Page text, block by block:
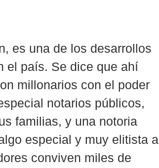
es una de los desarrollos
el país. Se dice que ahí
millonarios con el poder
notarios públicos,
familias, y una notoria
especial y muy elitista a
conviven miles de